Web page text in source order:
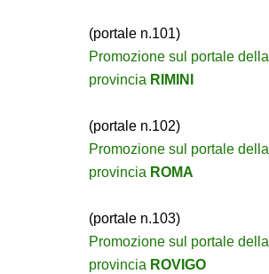
(portale n.101)
Promozione sul portale della
provincia RIMINI
(portale n.102)
Promozione sul portale della
provincia ROMA
(portale n.103)
Promozione sul portale della
provincia ROVIGO